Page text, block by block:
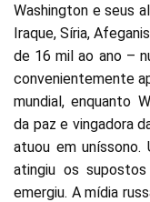
Washington e seus
Iraque, Síria,
de 16 mil ao ano –
convenientemente
mundial, enquanto
da paz e vingadora
atuou em uníssono.
atingiu os supostos
emergiu. A mídia